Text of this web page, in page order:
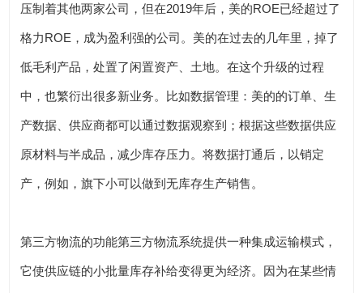
压制着其他两家公司，但在2019年后，美的ROE已经超过了
格力ROE，成为盈利强的公司。美的在过去的几年里，掉了
低毛利产品，处置了闲置资产、土地。在这个升级的过程
中，也繁衍出很多新业务。比如数据管理：美的的订单、生
产数据、供应商都可以通过数据观察到；根据这些数据供应
原材料与半成品，减少库存压力。将数据打通后，以销定
产，例如，旗下小可以做到无库存生产销售。
第三方物流的功能第三方物流系统提供一种集成运输模式，
它使供应链的小批量库存补给变得更为经济。因为在某些情